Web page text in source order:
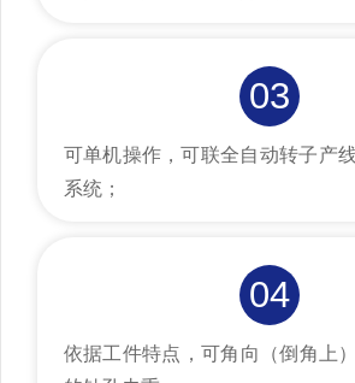
03
可单机操作，可联全自动转子产
系统；
04
依据工件特点，可角向（倒角上